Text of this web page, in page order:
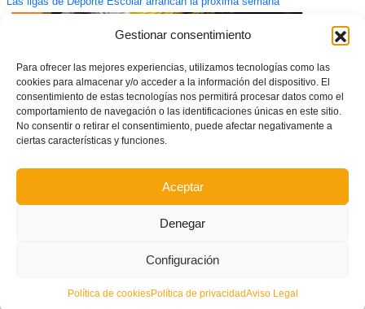
Gestionar consentimiento
Para ofrecer las mejores experiencias, utilizamos tecnologías como las
cookies para almacenar y/o acceder a la información del dispositivo. El
consentimiento de estas tecnologías nos permitirá procesar datos como el
comportamiento de navegación o las identificaciones únicas en este sitio.
No consentir o retirar el consentimiento, puede afectar negativamente a
ciertas características y funciones.
Aceptar
Denegar
Configuración
Política de cookiesPolítica de privacidadAviso Legal